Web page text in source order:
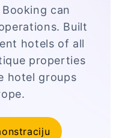
can
Built
hotels of all
properties
hotel groups